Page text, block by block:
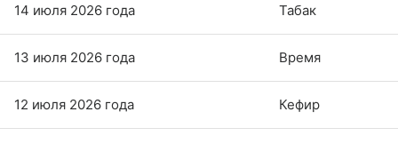
14 июля 2026 года Табак
13 июля 2026 года Время
12 июля 2026 года Кефир